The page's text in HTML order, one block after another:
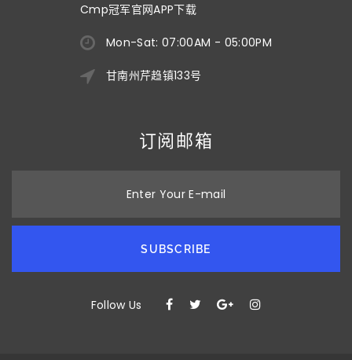
Cmp冠军官网APP下载
Mon-Sat: 07:00AM - 05:00PM
甘南州芹趋镇133号
订阅邮箱
Enter Your E-mail
SUBSCRIBE
Follow Us